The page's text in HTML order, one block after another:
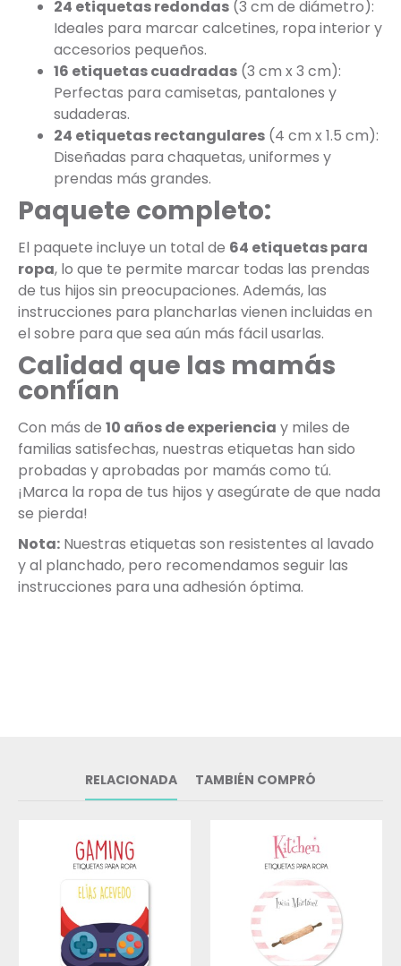
24 etiquetas redondas (3 cm de diámetro):
Ideales para marcar calcetines, ropa interior y
accesorios pequeños.
16 etiquetas cuadradas (3 cm x 3 cm):
Perfectas para camisetas, pantalones y
sudaderas.
24 etiquetas rectangulares (4 cm x 1.5 cm):
Diseñadas para chaquetas, uniformes y
prendas más grandes.
Paquete completo:
El paquete incluye un total de 64 etiquetas para
ropa, lo que te permite marcar todas las prendas
de tus hijos sin preocupaciones. Además, las
instrucciones para plancharlas vienen incluidas en
el sobre para que sea aún más fácil usarlas.
Calidad que las mamás
confían
Con más de 10 años de experiencia y miles de
familias satisfechas, nuestras etiquetas han sido
probadas y aprobadas por mamás como tú.
¡Marca la ropa de tus hijos y asegúrate de que nada
se pierda!
Nota: Nuestras etiquetas son resistentes al lavado
y al planchado, pero recomendamos seguir las
instrucciones para una adhesión óptima.
RELACIONADA TAMBIÉN COMPRÓ